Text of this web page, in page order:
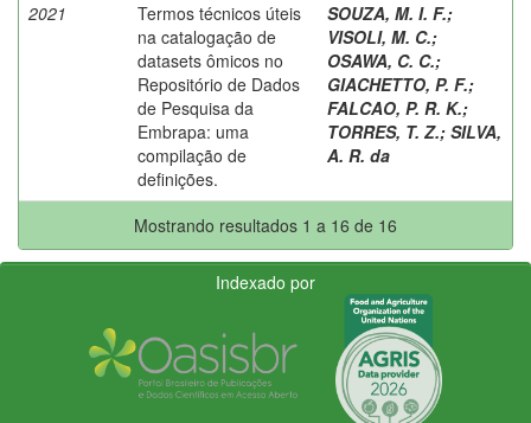
2021
Termos técnicos úteis
na catalogação de
datasets ômicos no
Repositório de Dados
de Pesquisa da
Embrapa: uma
compilação de
definições.
SOUZA, M. I. F.;
VISOLI, M. C.;
OSAWA, C. C.;
GIACHETTO, P. F.;
FALCAO, P. R. K.;
TORRES, T. Z.; SILVA,
A. R. da
Mostrando resultados 1 a 16 de 16
Indexado por